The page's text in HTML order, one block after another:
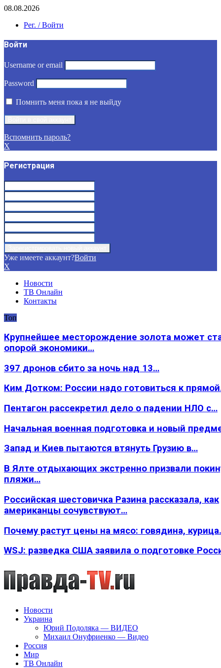
08.08.2026
Рег. / Войти
Войти
Username or email
Password
Помнить меня пока я не выйду
Вспомнить пароль?
X
Регистрация
Уже имеете аккаунт?Войти
X
Новости
ТВ Онлайн
Контакты
Топ
Крупнейшее месторождение золота может
опорой экономики…
397 дронов сбито за ночь над 13…
Ким Дотком: России надо готовиться к
Пентагон рассекретил дело о падении НЛО с…
Начальная военная подготовка и новый
Запад и Киев пытаются втянуть Грузию в…
В Ялте отдыхающих экстренно призвали
пляжи…
Российская шестовичка Разина рассказала, как
американцы сочувствуют…
Почему растут цены на мясо: говядина,
WSJ: разведка США заявила о подготовке
Новости
Украина
Юрий Подоляка — ВИДЕО
Михаил Онуфриенко — Видео
Россия
Мир
ТВ Онлайн